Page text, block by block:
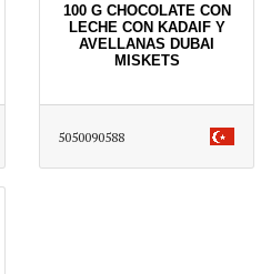
100 G CHOCOLATE CON
LECHE CON KADAIF Y
AVELLANAS DUBAI
MISKETS
5050090588